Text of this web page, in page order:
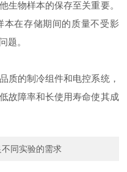
物样本的保存至关重要。
本在存储期间的质量不受影
题。
的制冷组件和电控系统，
故障率和长使用寿命使其成
同实验的需求